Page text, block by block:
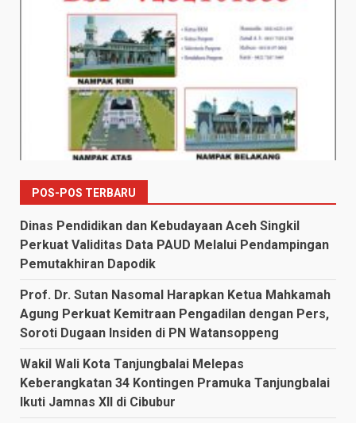
POS-POS TERBARU
Dinas Pendidikan dan Kebudayaan Aceh Singkil
Perkuat Validitas Data PAUD Melalui Pendampingan
Pemutakhiran Dapodik
Prof. Dr. Sutan Nasomal Harapkan Ketua Mahkamah
Agung Perkuat Kemitraan Pengadilan dengan Pers,
Soroti Dugaan Insiden di PN Watansoppeng
Wakil Wali Kota Tanjungbalai Melepas
Keberangkatan 34 Kontingen Pramuka Tanjungbalai
Ikuti Jamnas XII di Cibubur